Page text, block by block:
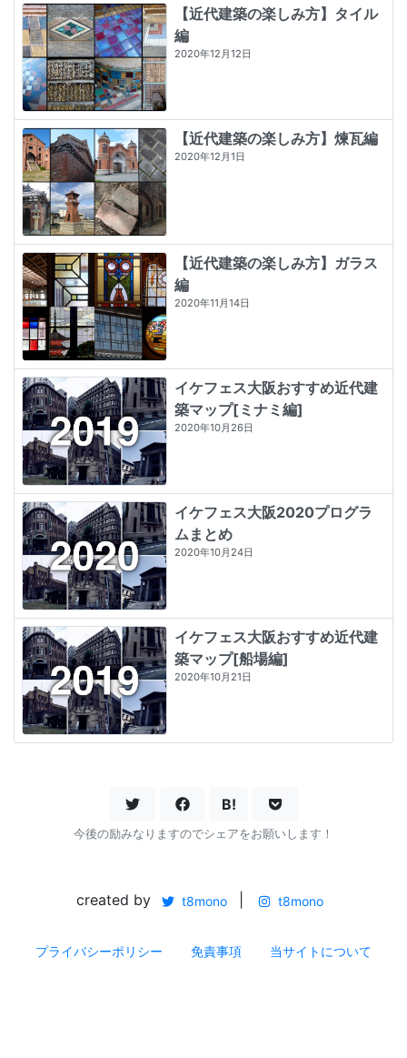
【近代建築の楽しみ方】タイル
編
2020年12月12日
【近代建築の楽しみ方】煉瓦編
2020年12月1日
【近代建築の楽しみ方】ガラス
編
2020年11月14日
イケフェス大阪おすすめ近代建
築マップ[ミナミ編]
2020年10月26日
イケフェス大阪2020プログラ
ムまとめ
2020年10月24日
イケフェス大阪おすすめ近代建
築マップ[船場編]
2020年10月21日
B!
今後の励みなりますのでシェアをお願いします！
created by t8mono t8mono
プライバシーポリシー 免責事項 当サイトについて